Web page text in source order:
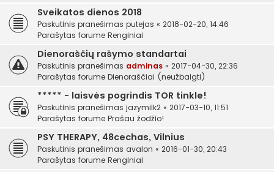
Sveikatos dienos 2018
Paskutinis pranešimas putejas « 2018-02-20, 14:46
Parašytas forume Renginiai
Dienoraščių rašymo standartai
Paskutinis pranešimas adminas « 2017-04-30, 22:36
Parašytas forume Dienoraščiai (neužbaigti)
***** - laisvės pogrindis TOR tinkle!
Paskutinis pranešimas jazymilk2 « 2017-03-10, 11:51
Parašytas forume Prašau žodžio!
PSY THERAPY, 48cechas, Vilnius
Paskutinis pranešimas avalon « 2016-01-30, 20:43
Parašytas forume Renginiai